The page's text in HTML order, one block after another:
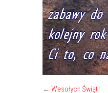
← Wesołych Świąt !